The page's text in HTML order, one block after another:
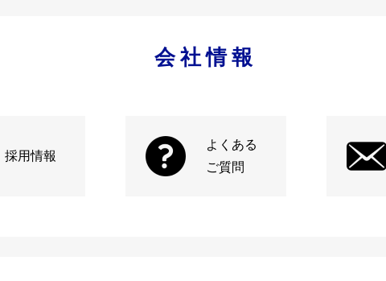
会社情報
採用情報
よくある
ご質問